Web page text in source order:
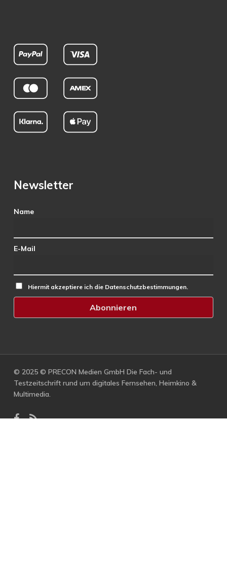
Newsletter
Name
E-Mail
Hiermit akzeptiere ich die Datenschutzbestimmungen.
© 2025 © PRECON Medien GmbH Die Fach- und
Testzeitschrift rund um digitales Fernsehen, Heimkino &
Multimedia.
facebook
RSS